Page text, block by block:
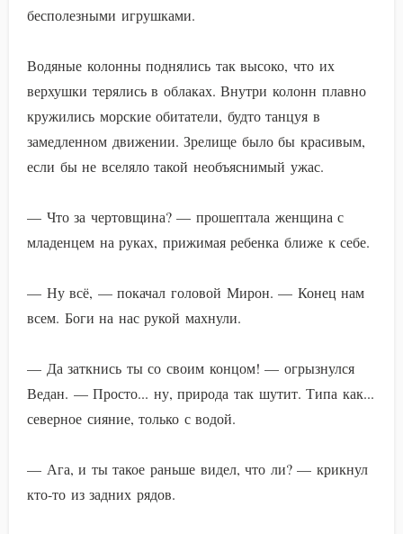
бесполезными игрушками.
Водяные колонны поднялись так высоко, что их
верхушки терялись в облаках. Внутри колонн плавно
кружились морские обитатели, будто танцуя в
замедленном движении. Зрелище было бы красивым,
если бы не вселяло такой необъяснимый ужас.
— Что за чертовщина? — прошептала женщина с
младенцем на руках, прижимая ребенка ближе к себе.
— Ну всё, — покачал головой Мирон. — Конец нам
всем. Боги на нас рукой махнули.
— Да заткнись ты со своим концом! — огрызнулся
Ведан. — Просто... ну, природа так шутит. Типа как...
северное сияние, только с водой.
— Ага, и ты такое раньше видел, что ли? — крикнул
кто-то из задних рядов.